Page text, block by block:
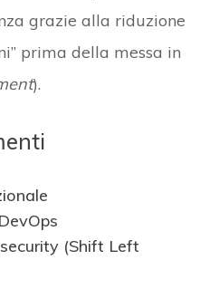
grazie alla riduzione
prima della messa in
).
(Shift Left